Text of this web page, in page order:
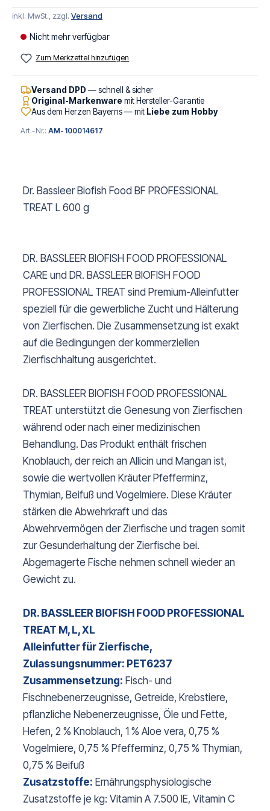
inkl. MwSt., zzgl. Versand
Nicht mehr verfügbar
Zum Merkzettel hinzufügen
Versand DPD — schnell & sicher
Original-Markenware mit Hersteller-Garantie
Aus dem Herzen Bayerns — mit Liebe zum Hobby
Art.-Nr.:AM-100014617
Dr. Bassleer Biofish Food BF PROFESSIONAL
TREAT L 600 g
DR. BASSLEER BIOFISH FOOD PROFESSIONAL
CARE und DR. BASSLEER BIOFISH FOOD
PROFESSIONAL TREAT sind Premium-Alleinfutter
speziell für die gewerbliche Zucht und Hälterung
von Zierfischen. Die Zusammensetzung ist exakt
auf die Bedingungen der kommerziellen
Zierfischhaltung ausgerichtet.
DR. BASSLEER BIOFISH FOOD PROFESSIONAL
TREAT unterstützt die Genesung von Zierfischen
während oder nach einer medizinischen
Behandlung. Das Produkt enthält frischen
Knoblauch, der reich an Allicin und Mangan ist,
sowie die wertvollen Kräuter Pfefferminz,
Thymian, Beifuß und Vogelmiere. Diese Kräuter
stärken die Abwehrkraft und das
Abwehrvermögen der Zierfische und tragen somit
zur Gesunderhaltung der Zierfische bei.
Abgemagerte Fische nehmen schnell wieder an
Gewicht zu.
DR. BASSLEER BIOFISH FOOD PROFESSIONAL
TREAT M, L, XL
Alleinfutter für Zierfische,
Zulassungsnummer: PET6237
Zusammensetzung: Fisch- und
Fischnebenerzeugnisse, Getreide, Krebstiere,
pflanzliche Nebenerzeugnisse, Öle und Fette,
Hefen, 2 % Knoblauch, 1 % Aloe vera, 0,75 %
Vogelmiere, 0,75 % Pfefferminz, 0,75 % Thymian,
0,75 % Beifuß
Zusatzstoffe: Ernährungsphysiologische
Zusatzstoffe je kg: Vitamin A 7.500 IE, Vitamin C